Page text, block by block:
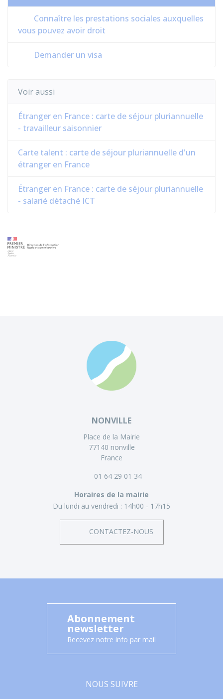
Connaître les prestations sociales auxquelles
vous pouvez avoir droit
Demander un visa
Voir aussi
Étranger en France : carte de séjour pluriannuelle
- travailleur saisonnier
Carte talent : carte de séjour pluriannuelle d'un
étranger en France
Étranger en France : carte de séjour pluriannuelle
- salarié détaché ICT
NONVILLE
Place de la Mairie
77140 nonville
France
01 64 29 01 34
Horaires de la mairie
Du lundi au vendredi : 14h00 - 17h15
CONTACTEZ-NOUS
Abonnement
newsletter
Recevez notre info par mail
NOUS SUIVRE